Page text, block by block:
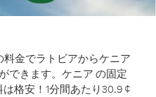
金でラトビアからケニア
できます。 ケニア の固定
格安！1分間あたり30.9 ¢